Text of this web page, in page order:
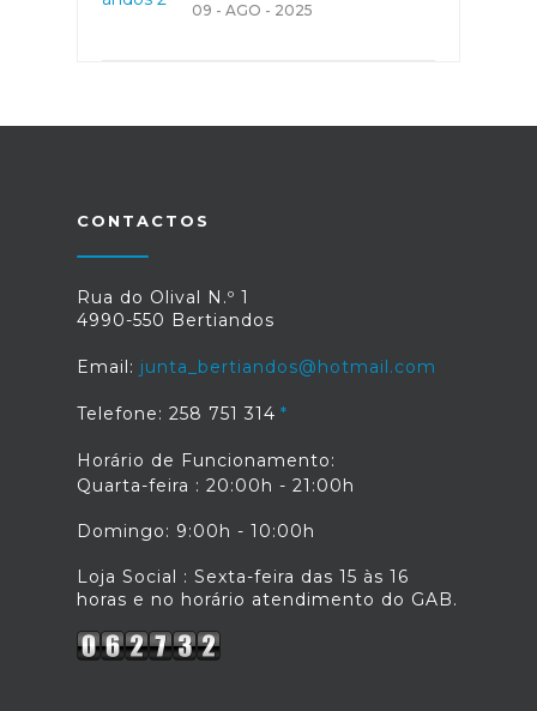
09 - AGO - 2025
CONTACTOS
Rua do Olival N.º 1
4990-550 Bertiandos
Email: junta_bertiandos@hotmail.com
Telefone: 258 751 314
Horário de Funcionamento:
Quarta-feira : 20:00h - 21:00h
Domingo: 9:00h - 10:00h
Loja Social : Sexta-feira das 15 às 16
horas e no horário atendimento do GAB.